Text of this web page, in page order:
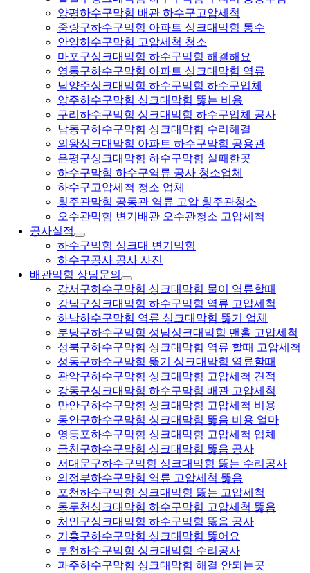
양평하수구막힘 배관 하수구고압세척
중랑구하수구막힘 아파트 싱크대막힘 통수
안양하수구막힘 고압세척 청소
마포구싱크대막힘 하수구막힘 해결해요
영통구하수구막힘 아파트 싱크대막힘 역류
남양주싱크대막힘 하수구막힘 하수구업체
양주하수구막힘 싱크대막힘 뚫는 비용
구리하수구막힘 싱크대막힘 하수구업체 공사
남동구하수구막힘 싱크대막힘 수리해결
의왕싱크대막힘 아파트 하수구막힘 공용관
은평구싱크대막힘 하수구막힘 실패한곳
하수구막힘 하수구역류 공사 청소업체
하수구고압세척 청소 업체
횡주관막힘 공동관 역류 고압 횡주관청소
오수관막힘 변기배관 오수관청소 고압세척
공사실적
하수구막힘 싱크대 변기막힘
하수구공사 공사 사진
배관막힘 상담문의
강서구하수구막힘 싱크대막힘 물이 역류할때
강남구싱크대막힘 하수구막힘 역류 고압세척
하남하수구막힘 역류 싱크대막힘 뚫기 업체
분당구하수구막힘 성남싱크대막힘 맨홀 고압세척
성북구하수구막힘 싱크대막힘 역류 할때 고압세척
성동구하수구막힘 뚫기 싱크대막힘 역류할때
관악구하수구막힘 싱크대막힘 고압세척 견적
강동구싱크대막힘 하수구막힘 배관 고압세척
만안구하수구막힘 싱크대막힘 고압세척 비용
동안구하수구막힘 싱크대막힘 뚫음 비용 얼마
영등포하수구막힘 싱크대막힘 고압세척 업체
금천구하수구막힘 싱크대막힘 뚫음 공사
서대문구하수구막힘 싱크대막힘 뚫는 수리공사
의정부하수구막힘 역류 고압세척 뚫음
포천하수구막힘 싱크대막힘 뚫는 고압세척
동두천싱크대막힘 하수구막힘 고압세척 뚫음
처인구싱크대막힘 하수구막힘 뚫음 공사
기흥구하수구막힘 싱크대막힘 뚫어요
부천하수구막힘 싱크대막힘 수리공사
파주하수구막힘 싱크대막힘 해결 안되는곳